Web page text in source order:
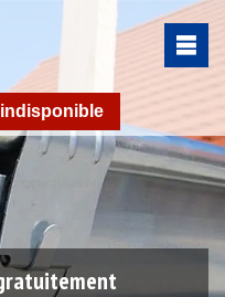
indisponible